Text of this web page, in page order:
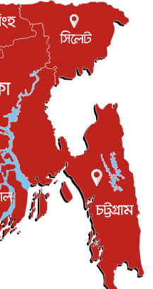
৮ আগস্ট, ২০২৬
জন্য বার্সার কাছে কত চাইল ম্যানসিটি
বিনা মূল্যে দেখা যাবে ৬ সিনেমা
৮ আগস্ট, ২০২৬
খুতবা : “কুরআন হোক জীবন দেখার
৭ আগস্ট, ২০২৬
এনওয়াইপিডির উচ্চপদস্থ কর্মকর্তা
৬ আগস্ট, ২০২৬
জুলাই স্মৃতি জাদুঘর
৬ আগস্ট, ২০২৬